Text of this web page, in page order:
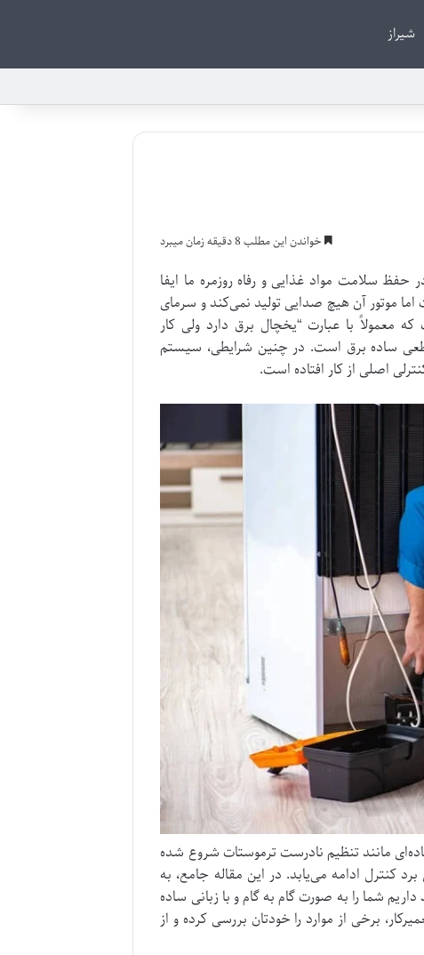
شیراز
خواندن این مطلب 8 دقیقه زمان میبرد
حفظ سلامت مواد غذایی و رفاه روزمره ما ایفا
موتور آن هیچ صدایی تولید نمی‌کند و سرمای
که معمولاً با عبارت “یخچال برق دارد ولی کار
ساده برق است. در چنین شرایطی، سیستم
اصلی از کار افتاده است.
مانند تنظیم نادرست ترموستات شروع شده
کنترل ادامه می‌یابد. در این مقاله جامع، به
شما را به صورت گام به گام و با زبانی ساده
برخی از موارد را خودتان بررسی کرده و از